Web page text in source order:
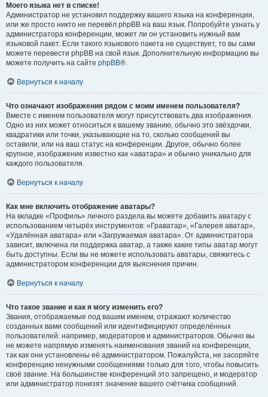
Моего языка нет в списке!
Администратор не установил поддержку вашего языка на конференции,
или же просто никто не перевёл phpBB на ваш язык. Попробуйте узнать у
администратора конференции, может ли он установить нужный вам
языковой пакет. Если такого языкового пакета не существует, то вы сами
можете перевести phpBB на свой язык. Дополнительную информацию вы
можете получить на сайте phpBB®.
Вернуться к началу
Что означают изображения рядом с моим именем пользователя?
Вместе с именем пользователя могут присутствовать два изображения.
Одно из них может относиться к вашему званию, обычно это звёздочки,
квадратики или точки, указывающие на то, сколько сообщений вы
оставили, или на ваш статус на конференции. Другое, обычно более
крупное, изображение известно как «аватара» и обычно уникально для
каждого пользователя.
Вернуться к началу
Как мне включить отображение аватары?
На вкладке «Профиль» личного раздела вы можете добавить аватару с
использованием четырёх инструментов: «Граватар», «Галерея аватар»,
«Удалённая аватара» или «Загружаемая аватара». От администратора
зависит, включена ли поддержка аватар, а также какие типы аватар могут
быть доступны. Если вы не можете использовать аватары, свяжитесь с
администратором конференции для выяснения причин.
Вернуться к началу
Что такое звание и как я могу изменить его?
Звания, отображаемые под вашим именем, отражают количество
созданных вами сообщений или идентифицируют определённых
пользователей: например, модераторов и администраторов. Обычно вы
не можете напрямую изменять наименования званий на конференции,
так как они установлены её администратором. Пожалуйста, не засоряйте
конференцию ненужными сообщениями только для того, чтобы повысить
своё звание. На большинстве конференций это запрещено, и модератор
или администратор понизят значение вашего счётчика сообщений.